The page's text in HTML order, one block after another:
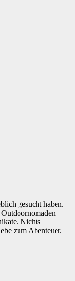
gesucht haben.
Nichts
zum Abenteuer.